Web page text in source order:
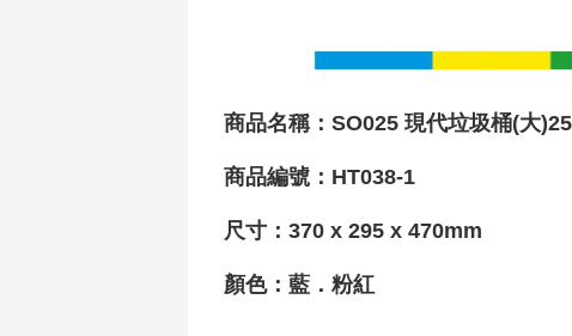
商品名稱： SO025 現代垃圾桶(大
商品編號：HT038-1
尺寸：370 x 295 x 470mm
顏色：藍．粉紅